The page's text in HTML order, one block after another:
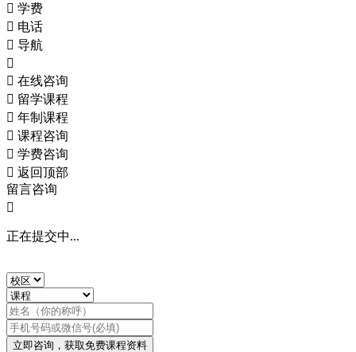
 学费
 电话
 导航

 在线咨询
 留学课程
 年制课程
 课程咨询
 学费咨询
 返回顶部
留言咨询

正在提交中...
立即咨询，获取免费课程资料